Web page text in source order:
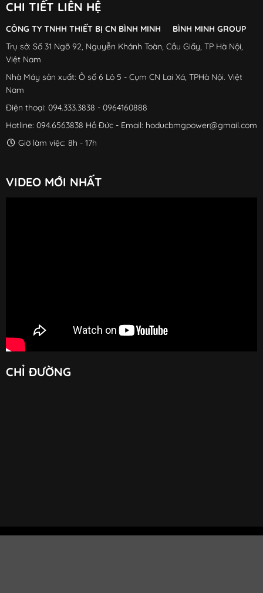
CHI TIẾT LIÊN HỆ
CÔNG TY TNHH THIẾT BỊ CN BÌNH MINH BÌNH MINH GROUP
Trụ sở: Số 31 Ngõ 92, Nguyễn Khánh Toàn, Cầu Giấy, TP Hà Nội,
Việt Nam
Nhà Máy sản xuất: Ô số 6 Lô 5 - Cụm CN Lai Xá, TPHà Nội. Việt
Nam
Điện thoại: 094.333.3838 - 0964160888
Hotline: 094.6563838 Hồ Đức - Email: hoducbmgpower@gmail.com
Giờ làm việc: 8h - 17h
VIDEO MỚI NHẤT
CHỈ ĐƯỜNG